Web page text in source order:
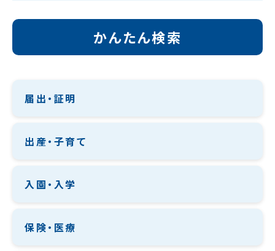
かんたん検索
届出・証明
出産・子育て
入園・入学
保険・医療